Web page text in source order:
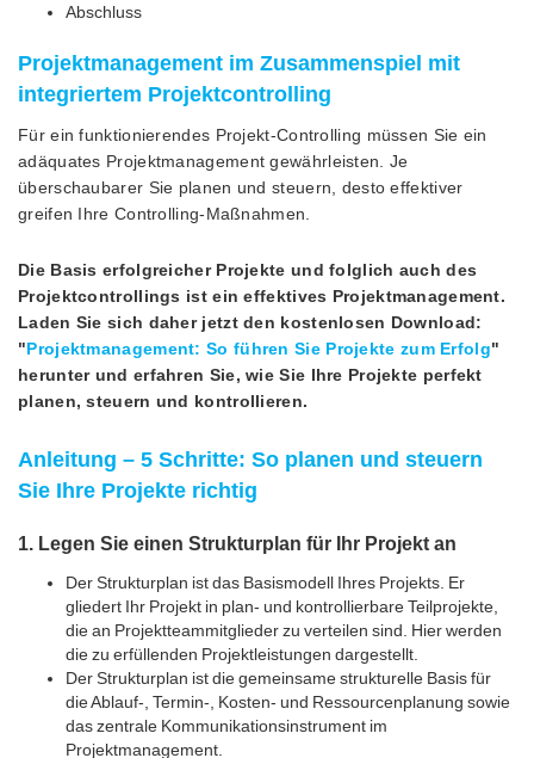
Abschluss
Projektmanagement im Zusammenspiel mit
integriertem Projektcontrolling
Für ein funktionierendes Projekt-Controlling müssen Sie ein
adäquates Projektmanagement gewährleisten. Je
überschaubarer Sie planen und steuern, desto effektiver
greifen Ihre Controlling-Maßnahmen.
Die Basis erfolgreicher Projekte und folglich auch des
Projektcontrollings ist ein effektives Projektmanagement.
Laden Sie sich daher jetzt den kostenlosen Download:
"Projektmanagement: So führen Sie Projekte zum Erfolg"
herunter und erfahren Sie, wie Sie Ihre Projekte perfekt
planen, steuern und kontrollieren.
Anleitung – 5 Schritte: So planen und steuern
Sie Ihre Projekte richtig
1. Legen Sie einen Strukturplan für Ihr Projekt an
Der Strukturplan ist das Basismodell Ihres Projekts. Er
gliedert Ihr Projekt in plan- und kontrollierbare Teilprojekte,
die an Projektteammitglieder zu verteilen sind. Hier werden
die zu erfüllenden Projektleistungen dargestellt.
Der Strukturplan ist die gemeinsame strukturelle Basis für
die Ablauf-, Termin-, Kosten- und Ressourcenplanung sowie
das zentrale Kommunikationsinstrument im
Projektmanagement.